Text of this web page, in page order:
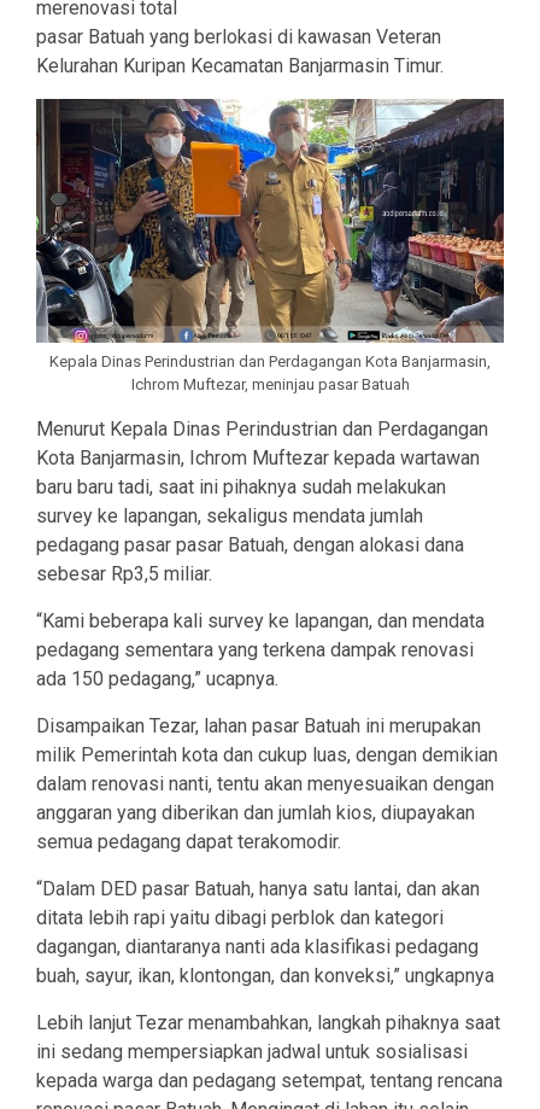
merenovasi total
pasar Batuah yang berlokasi di kawasan Veteran
Kelurahan Kuripan Kecamatan Banjarmasin Timur.
Kepala Dinas Perindustrian dan Perdagangan Kota Banjarmasin,
Ichrom Muftezar, meninjau pasar Batuah
Menurut Kepala Dinas Perindustrian dan Perdagangan
Kota Banjarmasin, Ichrom Muftezar kepada wartawan
baru baru tadi, saat ini pihaknya sudah melakukan
survey ke lapangan, sekaligus mendata jumlah
pedagang pasar pasar Batuah, dengan alokasi dana
sebesar Rp3,5 miliar.
“Kami beberapa kali survey ke lapangan, dan mendata
pedagang sementara yang terkena dampak renovasi
ada 150 pedagang,” ucapnya.
Disampaikan Tezar, lahan pasar Batuah ini merupakan
milik Pemerintah kota dan cukup luas, dengan demikian
dalam renovasi nanti, tentu akan menyesuaikan dengan
anggaran yang diberikan dan jumlah kios, diupayakan
semua pedagang dapat terakomodir.
“Dalam DED pasar Batuah, hanya satu lantai, dan akan
ditata lebih rapi yaitu dibagi perblok dan kategori
dagangan, diantaranya nanti ada klasifikasi pedagang
buah, sayur, ikan, klontongan, dan konveksi,” ungkapnya
Lebih lanjut Tezar menambahkan, langkah pihaknya saat
ini sedang mempersiapkan jadwal untuk sosialisasi
kepada warga dan pedagang setempat, tentang rencana